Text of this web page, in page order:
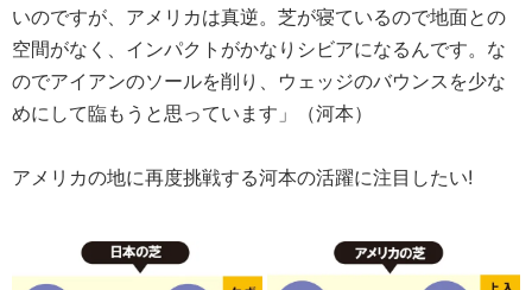
いのですが、アメリカは真逆。芝が寝ているので地面との
空間がなく、インパクトがかなりシビアになるんです。な
のでアイアンのソールを削り、ウェッジのバウンスを少な
めにして臨もうと思っています」（河本）
アメリカの地に再度挑戦する河本の活躍に注目したい!